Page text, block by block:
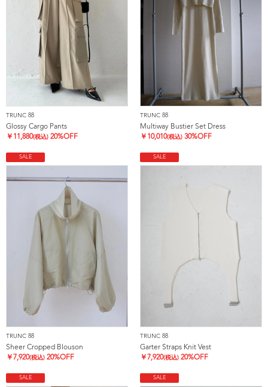
TRUNC 88
Glossy Cargo Pants
￥ 11,880(税込) 20%OFF
TRUNC 88
Multiway Bustier Set Dress
￥ 10,010(税込) 30%OFF
SALE
TRUNC 88
Sheer Cropped Blouson
￥ 7,920(税込) 20%OFF
SALE
TRUNC 88
Garter Straps Knit Vest
￥ 7,920(税込) 20%OFF
SALE SALE